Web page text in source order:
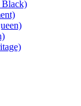
Black)